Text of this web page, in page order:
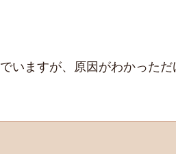
いますが、原因がわかっただ